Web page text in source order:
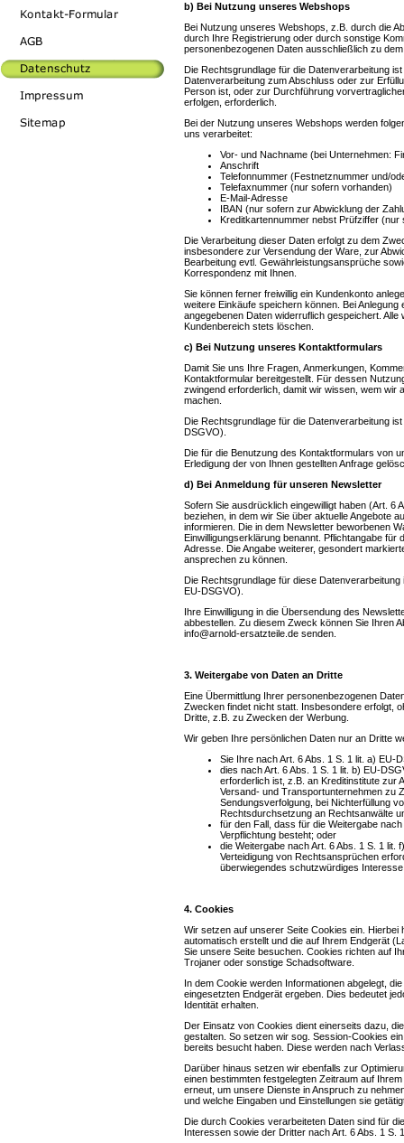
b) Bei Nutzung unseres Webshops
Bei Nutzung unseres Webshops, z.B. durch die
durch Ihre Registrierung oder durch sonstige
personenbezogenen Daten ausschließlich zu
Die Rechtsgrundlage für die Datenverarbeitung
Datenverarbeitung zum Abschluss oder zur
Person ist, oder zur Durchführung
erfolgen, erforderlich.
Bei der Nutzung unseres Webshops werden
uns verarbeitet:
Vor- und Nachname (bei Unternehmen:
Anschrift
Telefonnummer (Festnetznummer und/
Telefaxnummer (nur sofern vorhanden)
E-Mail-Adresse
IBAN (nur sofern zur Abwicklung der
Kreditkartennummer nebst Prüfziffer
Die Verarbeitung dieser Daten erfolgt zu dem
insbesondere zur Versendung der Ware, zur
Bearbeitung evtl. Gewährleistungsansprüche
Korrespondenz mit Ihnen.
Sie können ferner freiwillig ein Kundenkonto
weitere Einkäufe speichern können. Bei
angegebenen Daten widerruflich gespeichert.
Kundenbereich stets löschen.
c) Bei Nutzung unseres Kontaktformulars
Damit Sie uns Ihre Fragen, Anmerkungen,
Kontaktformular bereitgestellt. Für dessen
zwingend erforderlich, damit wir wissen, wem wir
machen.
Die Rechtsgrundlage für die Datenverarbeitung
DSGVO).
Die für die Benutzung des Kontaktformulars von
Erledigung der von Ihnen gestellten Anfrage
d) Bei Anmeldung für unseren Newsletter
Sofern Sie ausdrücklich eingewilligt haben (Art. 6
beziehen, in dem wir Sie über aktuelle Angebote
informieren. Die in dem Newsletter beworbenen
Einwilligungserklärung benannt. Pflichtangabe
Adresse. Die Angabe weiterer, gesondert
ansprechen zu können.
Die Rechtsgrundlage für diese Datenverarbeitung
EU-DSGVO).
Ihre Einwilligung in die Übersendung des
abbestellen. Zu diesem Zweck können Sie Ihren
info@arnold-ersatzteile.de senden.
3. Weitergabe von Daten an Dritte
Eine Übermittlung Ihrer personenbezogenen
Zwecken findet nicht statt. Insbesondere erfolgt,
Dritte, z.B. zu Zwecken der Werbung.
Wir geben Ihre persönlichen Daten nur an Dritte
Sie Ihre nach Art. 6 Abs. 1 S. 1 lit. a) EU-
dies nach Art. 6 Abs. 1 S. 1 lit. b) EU-
erforderlich ist, z.B. an Kreditinstitute zur
Versand- und Transportunternehmen zu
Sendungsverfolgung, bei Nichterfüllung
Rechtsdurchsetzung an Rechtsanwälte
für den Fall, dass für die Weitergabe
Verpflichtung besteht; oder
die Weitergabe nach Art. 6 Abs. 1 S. 1
Verteidigung von Rechtsansprüchen
überwiegendes schutzwürdiges
4. Cookies
Wir setzen auf unserer Seite Cookies ein.
automatisch erstellt und die auf Ihrem Endgerät
Sie unsere Seite besuchen. Cookies richten auf
Trojaner oder sonstige Schadsoftware.
In dem Cookie werden Informationen abgelegt,
eingesetzten Endgerät ergeben. Dies bedeutet
Identität erhalten.
Der Einsatz von Cookies dient einerseits dazu,
gestalten. So setzen wir sog. Session-Cookies
bereits besucht haben. Diese werden nach
Darüber hinaus setzen wir ebenfalls zur
einen bestimmten festgelegten Zeitraum auf
erneut, um unsere Dienste in Anspruch zu
und welche Eingaben und Einstellungen sie
Die durch Cookies verarbeiteten Daten sind für
Interessen sowie der Dritter nach Art. 6 Abs. 1 S.